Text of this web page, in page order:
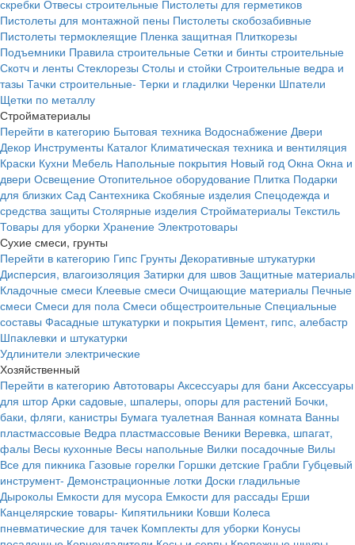
скребки Отвесы строительные Пистолеты для герметиков
Пистолеты для монтажной пены Пистолеты скобозабивные
Пистолеты термоклеящие Пленка защитная Плиткорезы
Подъемники Правила строительные Сетки и бинты строительные
Скотч и ленты Стеклорезы Столы и стойки Строительные ведра и
тазы Тачки строительные- Терки и гладилки Черенки Шпатели
Щетки по металлу
Стройматериалы
Перейти в категорию Бытовая техника Водоснабжение Двери
Декор Инструменты Каталог Климатическая техника и вентиляция
Краски Кухни Мебель Напольные покрытия Новый год Окна Окна и
двери Освещение Отопительное оборудование Плитка Подарки
для близких Сад Сантехника Скобяные изделия Спецодежда и
средства защиты Столярные изделия Стройматериалы Текстиль
Товары для уборки Хранение Электротовары
Сухие смеси, грунты
Перейти в категорию Гипс Грунты Декоративные штукатурки
Дисперсия, влагоизоляция Затирки для швов Защитные материалы
Кладочные смеси Клеевые смеси Очищающие материалы Печные
смеси Смеси для пола Смеси общестроительные Специальные
составы Фасадные штукатурки и покрытия Цемент, гипс, алебастр
Шпаклевки и штукатурки
Удлинители электрические
Хозяйственный
Перейти в категорию Автотовары Аксессуары для бани Аксессуары
для штор Арки садовые, шпалеры, опоры для растений Бочки,
баки, фляги, канистры Бумага туалетная Ванная комната Ванны
пластмассовые Ведра пластмассовые Веники Веревка, шпагат,
фалы Весы кухонные Весы напольные Вилки посадочные Вилы
Все для пикника Газовые горелки Горшки детские Грабли Губцевый
инструмент- Демонстрационные лотки Доски гладильные
Дыроколы Емкости для мусора Емкости для рассады Ерши
Канцелярские товары- Кипятильники Ковши Колеса
пневматические для тачек Комплекты для уборки Конусы